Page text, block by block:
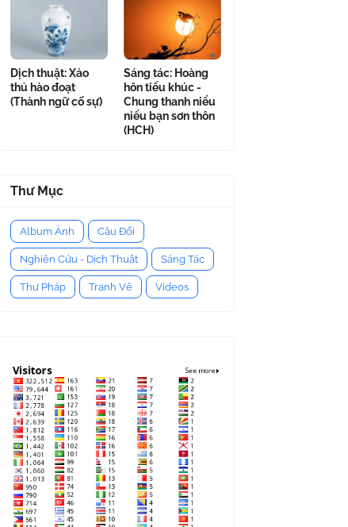
Dịch thuật: Xảo
thủ hào đoạt
(Thành ngữ cố sự)
Sáng tác: Hoàng
hôn tiểu khúc -
Chung thanh niểu
niểu bạn sơn thôn
(HCH)
Thư Mục
Album Ảnh Câu Đối
Nghiên Cứu - Dịch Thuật Sáng Tác
Thư Pháp Tranh Vẽ Videos